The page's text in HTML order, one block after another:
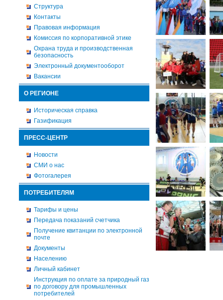
Структура
Контакты
Правовая информация
Комиссия по корпоративной этике
Охрана труда и производственная
безопасность
Электронный документооборот
Вакансии
О РЕГИОНЕ
Историческая справка
Газификация
ПРЕСС-ЦЕНТР
Новости
СМИ о нас
Фотогалерея
ПОТРЕБИТЕЛЯМ
Тарифы и цены
Передача показаний счетчика
Получение квитанции по электронной
почте
Документы
Населению
Личный кабинет
Инструкция по оплате за природный газ
по договору для промышленных
потребителей